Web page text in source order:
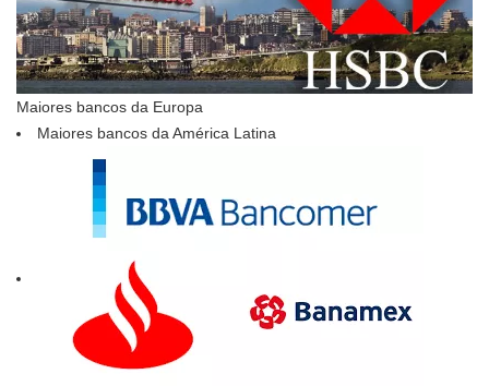
Maiores bancos da Europa
Maiores bancos da América Latina